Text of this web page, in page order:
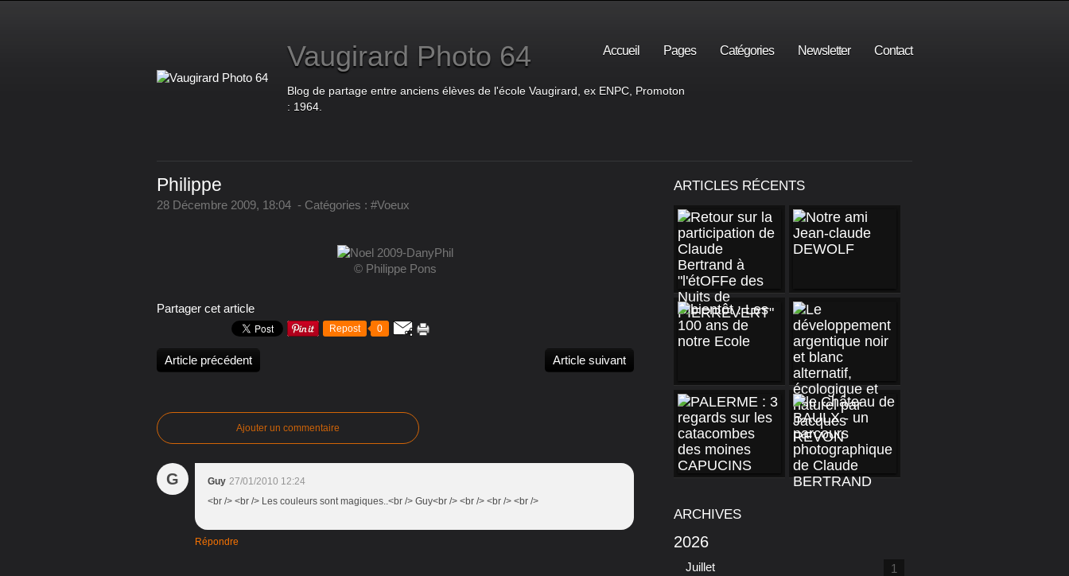
Vaugirard Photo 64
Blog de partage entre anciens élèves de l'école Vaugirard, ex ENPC, Promoton
: 1964.
Accueil Pages Catégories Newsletter Contact
Philippe
28 Décembre 2009, 18:04 - Catégories : #Voeux
© Philippe Pons
Partager cet article
Repost 0
Article précédent Article suivant
Ajouter un commentaire
G Guy 27/01/2010 12:24
<br /> <br /> Les couleurs sont magiques..<br /> Guy<br /> <br /> <br /> <br />
Répondre
ARTICLES RÉCENTS
ARCHIVES
2026
Juillet 1